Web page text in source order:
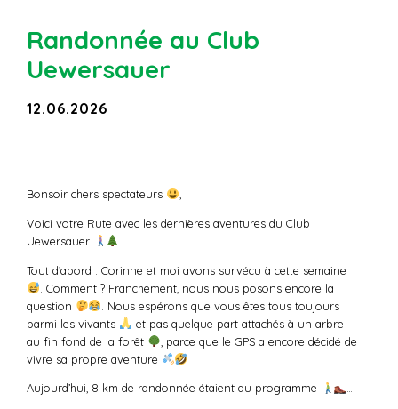
Randonnée au Club
Uewersauer
12.06.2026
Bonsoir chers spectateurs
Voici votre Rute avec les dernières aventures du Club
Uewersauer
Tout d’abord : Corinne et moi avons survécu à cette semaine
. Comment ? Franchement, nous nous posons encore la
question
. Nous espérons que vous êtes tous toujours
parmi les vivants
et pas quelque part attachés à un arbre
au fin fond de la forêt
, parce que le GPS a encore décidé de
vivre sa propre aventure
Aujourd’hui, 8 km de randonnée étaient au programme …